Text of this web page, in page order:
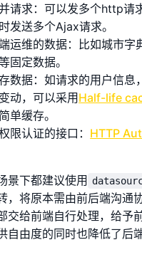
请求：可以发多个http请
发送多个Ajax请求。
运维的数据：比如城市字
固定数据。
数据：如请求的用户信息
动，可以采用Half-life
单缓存。
限认证的接口： HTTP
景下都建议使用
，将原本需由前后端沟通
交给前端自行处理，给予
自由度的同时也降低了后